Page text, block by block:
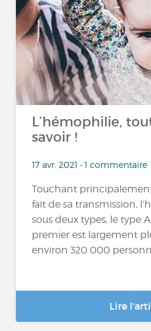
L’hémophilie,
savoir !
17 avr. 2021 • 1 commentaire
Touchant
fait de sa transmission,
sous deux types, le type
premier est largement
environ 320 000
Lire